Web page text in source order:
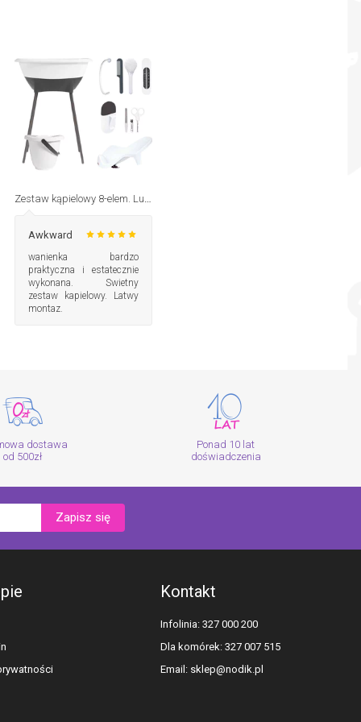
Awkward
wanienka bardzo
praktyczna i estatecznie
wykonana. Swietny
zestaw kapielowy. Latwy
montaz.
dostawa
od 500zł
Ponad 10 lat
doświadczenia
Zapisz się
Kontakt
Infolinia: 327 000 200
Dla komórek: 327 007 515
Email: sklep@nodik.pl